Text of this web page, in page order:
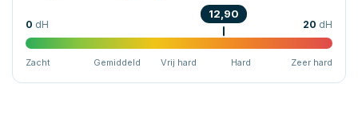
0 dH 20 dH
12,90
Zacht Gemiddeld Vrij hard Hard Zeer hard